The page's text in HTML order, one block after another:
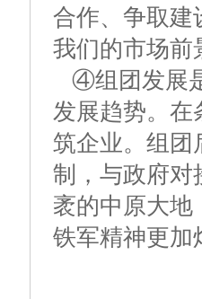
合作、争取建
我们的市场前
④组团发展
发展趋势。在
筑企业。组团
制，与政府对
袤的中原大地
铁军精神更加